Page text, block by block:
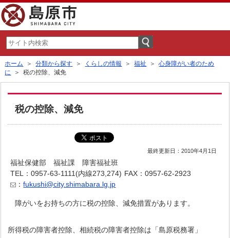
ホーム ＞分類から探す ＞ くらしの情報 ＞福祉 ＞心身障がい者のため
に
＞ 税の控除、減免
税の控除、減免
最終更新日：2010年4月1日
福祉保健部 福祉課 障害福祉班
TEL：0957-63-1111(内線273,274) FAX：0957-62-2923
：fukushi@city.shimabara.lg.jp
障がいをお持ちの方に税の控除、減免措置があります。
所得税の障害者控除、相続税の障害者控除は「島原税務署」